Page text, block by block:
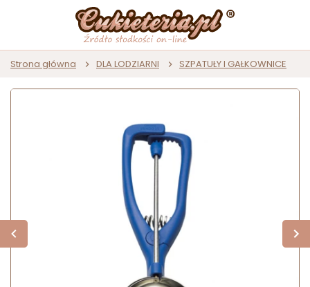
Strona główna DLA LODZIARNI SZPATUŁY I GAŁKOWNICE